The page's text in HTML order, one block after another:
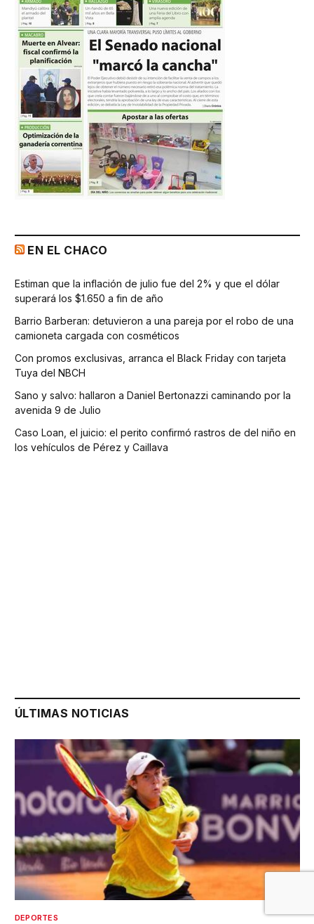
EN EL CHACO
Estiman que la inflación de julio fue del 2% y que el dólar
superará los $1.650 a fin de año
Barrio Barberan: detuvieron a una pareja por el robo de una
camioneta cargada con cosméticos
Con promos exclusivas, arranca el Black Friday con tarjeta
Tuya del NBCH
Sano y salvo: hallaron a Daniel Bertonazzi caminando por la
avenida 9 de Julio
Caso Loan, el juicio: el perito confirmó rastros de del niño en
los vehículos de Pérez y Caillava
ÚLTIMAS NOTICIAS
DEPORTES